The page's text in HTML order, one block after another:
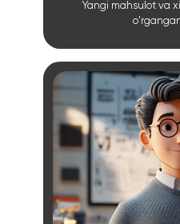
Yangi mahsulot va
04